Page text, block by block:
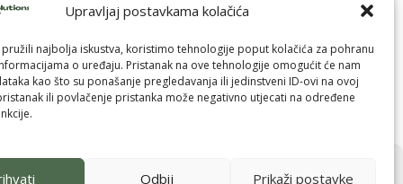
Upravljaj postavkama kolačića
najbolja iskustva, koristimo tehnologije poput kolačića za pohranu
o uređaju. Pristanak na ove tehnologije omogućit će nam
kao što su ponašanje pregledavanja ili jedinstveni ID-ovi na ovoj
ili povlačenje pristanka može negativno utjecati na određene
Odbij Prikaži postavke